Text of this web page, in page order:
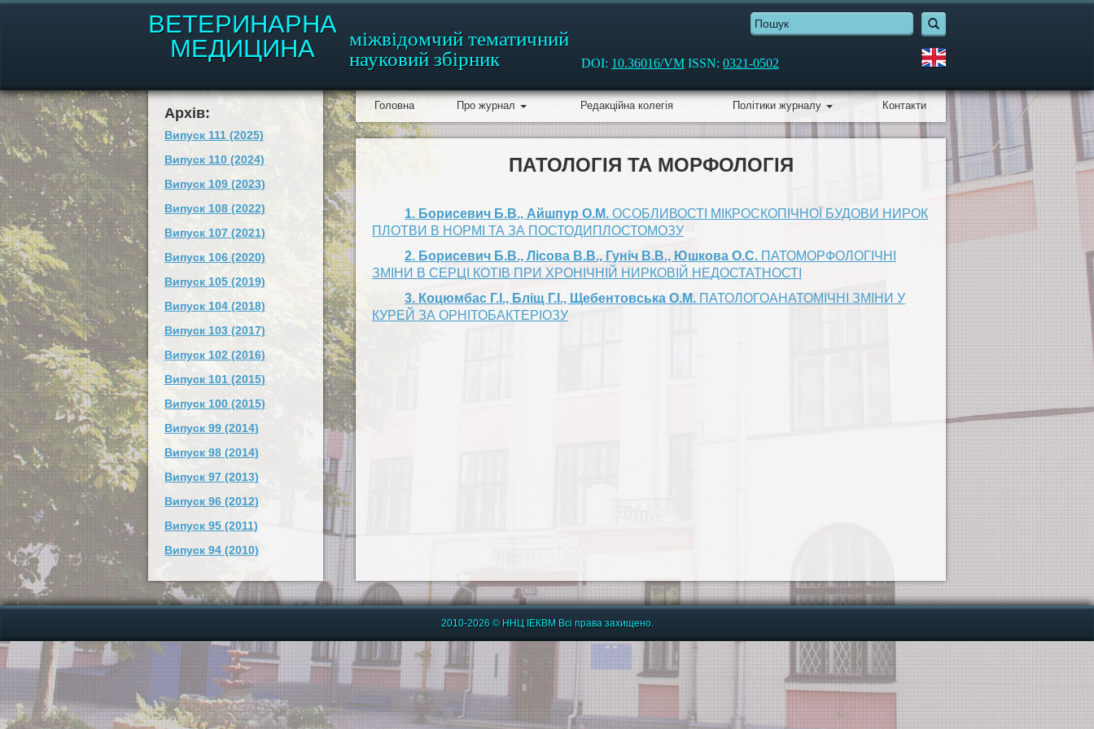
ВЕТЕРИНАРНА
МЕДИЦИНА
міжвідомчий тематичний
науковий збірник
DOI: 10.36016/VM ISSN: 0321-0502
Архів:
Випуск 111 (2025)
Випуск 110 (2024)
Випуск 109 (2023)
Випуск 108 (2022)
Випуск 107 (2021)
Випуск 106 (2020)
Випуск 105 (2019)
Випуск 104 (2018)
Випуск 103 (2017)
Випуск 102 (2016)
Випуск 101 (2015)
Випуск 100 (2015)
Випуск 99 (2014)
Випуск 98 (2014)
Випуск 97 (2013)
Випуск 96 (2012)
Випуск 95 (2011)
Випуск 94 (2010)
Головна Про журнал Редакційна колегія Політики журналу Контакти
ПАТОЛОГІЯ ТА МОРФОЛОГІЯ
1. Борисевич Б.В., Айшпур О.М. ОСОБЛИВОСТІ МІКРОСКОПІЧНОЇ БУДОВИ НИРОК
ПЛОТВИ В НОРМІ ТА ЗА ПОСТОДИПЛОСТОМОЗУ
2. Борисевич Б.В., Лісова В.В., Гуніч В.В., Юшкова О.С. ПАТОМОРФОЛОГІЧНІ
ЗМІНИ В СЕРЦІ КОТІВ ПРИ ХРОНІЧНІЙ НИРКОВІЙ НЕДОСТАТНОСТІ
3. Коцюмбас Г.І., Бліщ Г.І., Щебентовська О.М. ПАТОЛОГОАНАТОМІЧНІ ЗМІНИ У
КУРЕЙ ЗА ОРНІТОБАКТЕРІОЗУ
2010-2026 © ННЦ ІЕКВМ Всі права захищено.